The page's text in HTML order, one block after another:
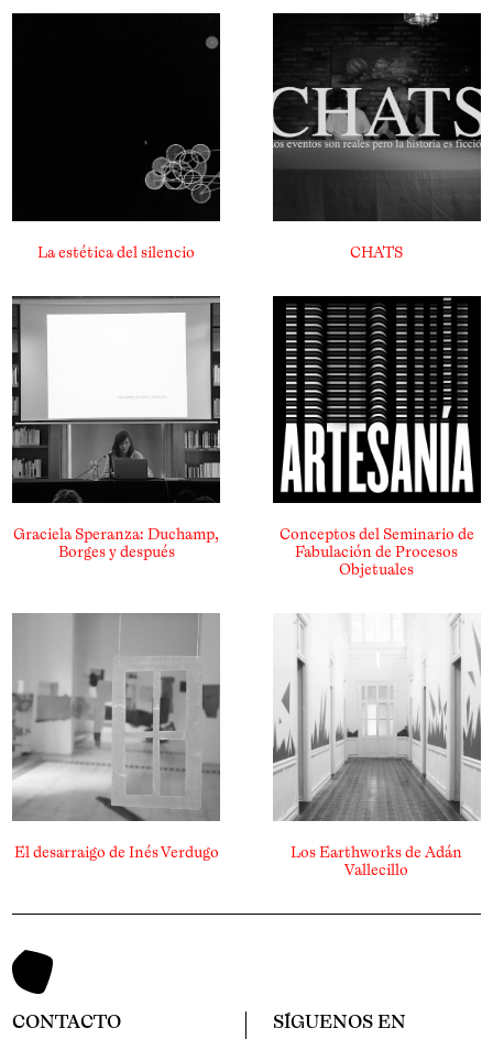
La estética del silencio CHATS
Graciela Speranza: Duchamp,
Borges y después
Conceptos del Seminario de
Fabulación de Procesos
Objetuales
El desarraigo de Inés Verdugo
Los Earthworks de Adán
Vallecillo
CONTACTO SÍGUENOS EN